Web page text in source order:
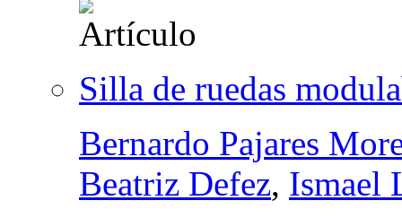
Silla de ruedas
Bernardo Pajares
Beatriz Defez, Ismael